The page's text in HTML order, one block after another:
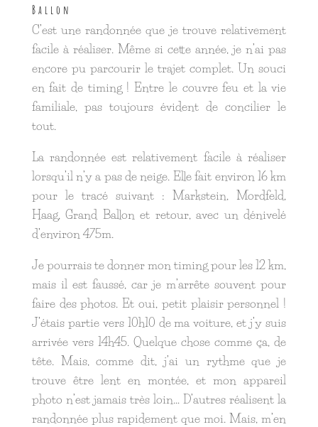
Ballon
C’est une randonnée que je trouve relativement
facile à réaliser. Même si cette année, je n’ai pas
encore pu parcourir le trajet complet. Un souci
en fait de timing ! Entre le couvre feu et la vie
familiale, pas toujours évident de concilier le
tout.
La randonnée est relativement facile à réaliser
lorsqu’il n’y a pas de neige. Elle fait environ 16 km
pour le tracé suivant : Markstein, Mordfeld,
Haag, Grand Ballon et retour, avec un dénivelé
d’environ 475m.
Je pourrais te donner mon timing pour les 12 km,
mais il est faussé, car je m’arrête souvent pour
faire des photos. Et oui, petit plaisir personnel !
J’étais partie vers 10h10 de ma voiture, et j’y suis
arrivée vers 14h45. Quelque chose comme ça, de
tête. Mais, comme dit, j’ai un rythme que je
trouve être lent en montée, et mon appareil
photo n’est jamais très loin… D’autres réalisent la
randonnée plus rapidement que moi. Mais, m’en